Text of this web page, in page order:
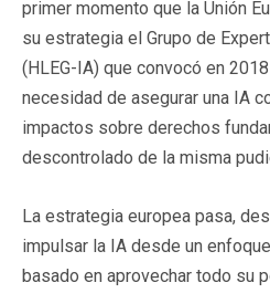
primer momento que la Unión
su estrategia el Grupo de
(HLEG-IA) que convocó en
necesidad de asegurar una IA
impactos sobre derechos
descontrolado de la misma
La estrategia europea pasa,
impulsar la IA desde un
basado en aprovechar todo su